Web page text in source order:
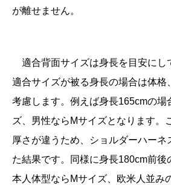
が離せません。
適合背面サイズは身長を目安にし
適合サイズが被る身長の場合は体格
考慮します。 例えば身長165cmの場
ズ、男性ならMサイズとなります。
厚さが違うため、ショルダーハーネ
た結果です。同様に身長180cm前後
本人体型ならMサイズ、欧米人並み